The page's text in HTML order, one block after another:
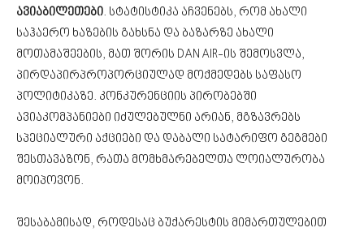
ავიაბილეთები. სტატისტიკა აჩვენებს, რომ ახალი
საჰაერო ხაზების გახსნა და ბაზარზე ახალი
მოთამაშეების, მათ შორის DAN AIR-ის შემოსვლა,
პირდაპირპროპორციულად მოქმედებს საფასო
პოლიტიკაზე. კონკურენციის პირობებში
ავიაკომპანიები იძულებულნი არიან, მგზავრებს
სპეციალური აქციები და დაბალი სატარიფო გეგმები
შესთავაზონ, რათა მომხმარებელთა ლოიალურობა
მოიპოვონ.
შესაბამისად, როდესაც ბუქარესტის მიმართულებით